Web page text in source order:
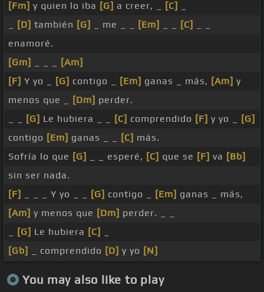
[Fm] y quien lo iba [G] a creer, _ [C]
[D] también [G] _ me _ _ [Em] [C]
enamoré.
[Gm]
[Am]
[F] Y yo _ [G] contigo _ [Em] ganas _ más, [Am] y
menos que _
[Dm] perder.
[G] Le hubiera _ _ [C] comprendido [F] y yo _
[G]
contigo [Em] ganas _ _ [C] más.
Sofría lo que [G] _ _ esperé, [C] que se [F] va [Bb]
sin ser nada.
[F]
_ _ _ Y yo _ _ [G] contigo _ [Em] ganas _ más,
[Am] y menos que [Dm] perder. _ _
[G] Le hubiera [C]
[Gb]
_ comprendido [D] y yo [N]
You may also like to play